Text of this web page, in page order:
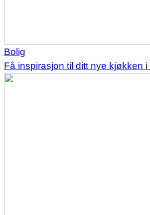
Bolig
Få inspirasjon til ditt nye kjøkken